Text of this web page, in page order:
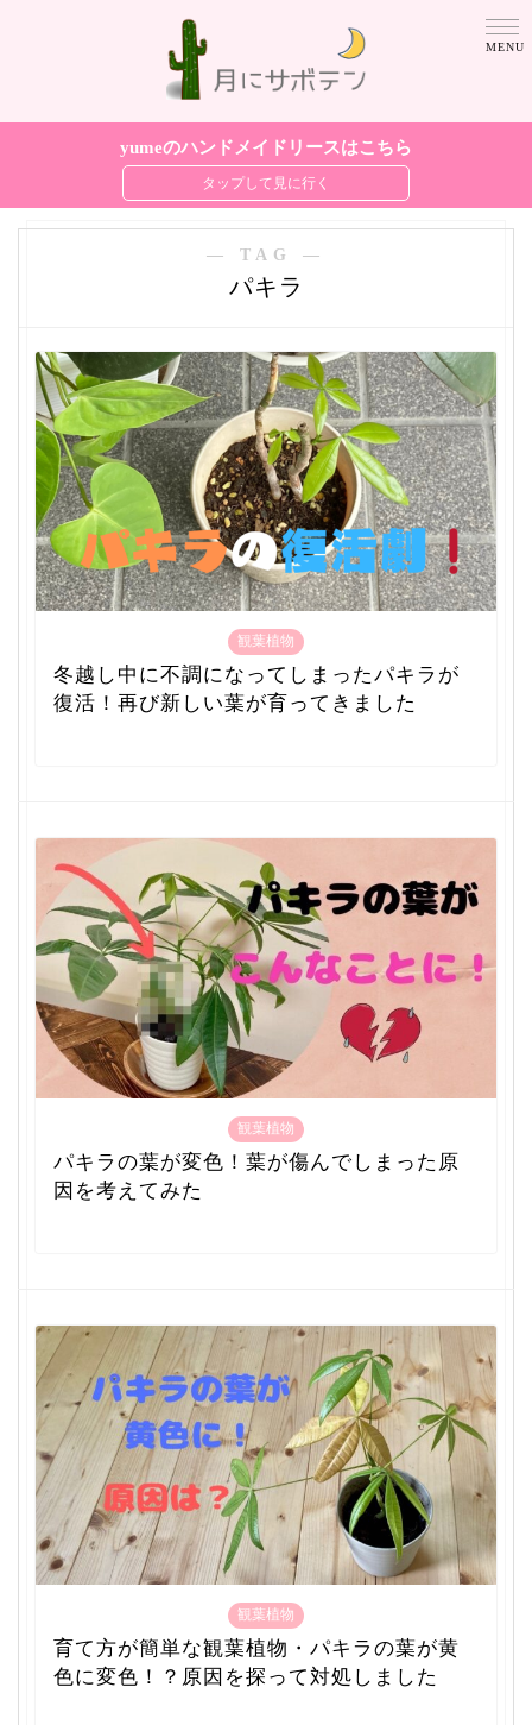
yumeのハンドメイドリースはこちら
― TAG ―
パキラ
観葉植物
冬越し中に不調になってしまったパキラが
復活！再び新しい葉が育ってきました
観葉植物
パキラの葉が変色！葉が傷んでしまった原
因を考えてみた
観葉植物
育て方が簡単な観葉植物・パキラの葉が黄
色に変色！？原因を探って対処しました